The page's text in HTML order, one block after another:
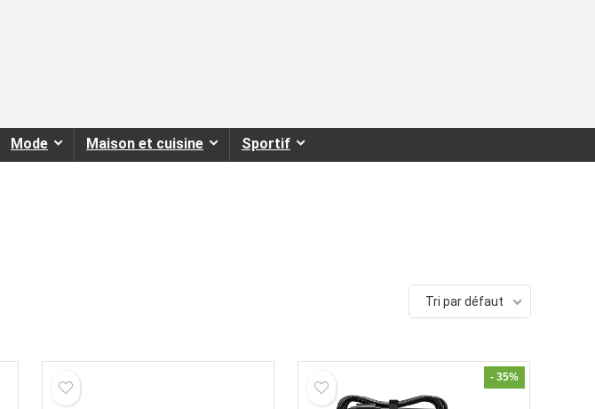
Mode Maison et cuisine Sportif
Tri par défaut
- 35%